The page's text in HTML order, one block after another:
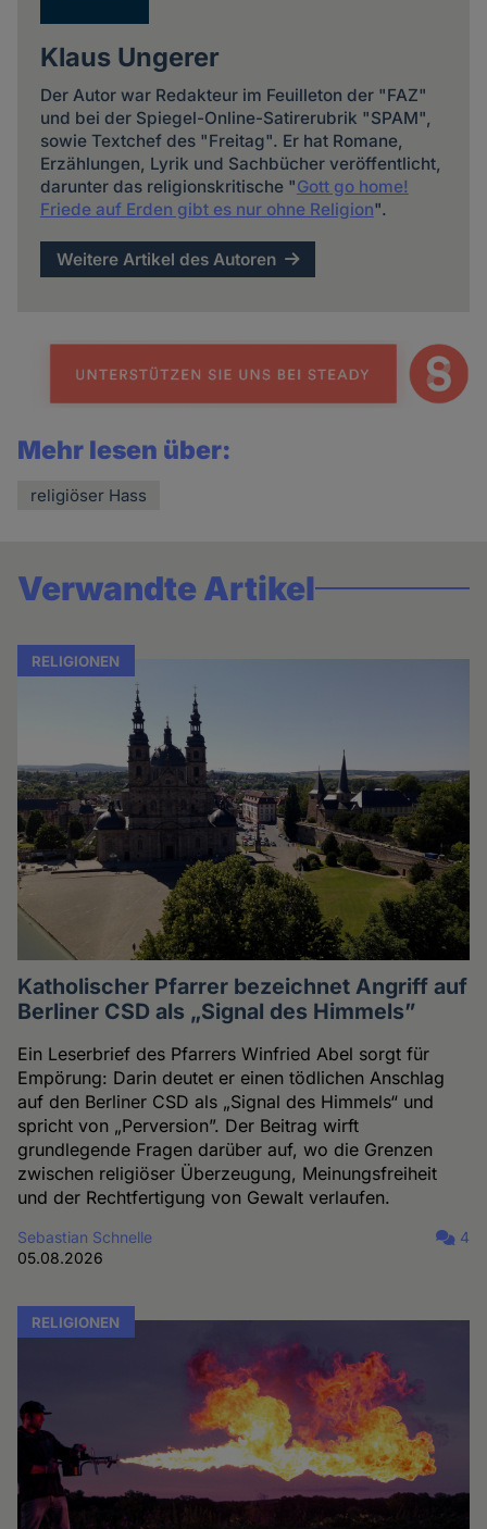
Klaus Ungerer
Der Autor war Redakteur im Feuilleton der "FAZ"
und bei der Spiegel-Online-Satirerubrik "SPAM",
sowie Textchef des "Freitag". Er hat Romane,
Erzählungen, Lyrik und Sachbücher veröffentlicht,
darunter das religionskritische "Gott go home!
Friede auf Erden gibt es nur ohne Religion".
Weitere Artikel des Autoren
Mehr lesen über:
religiöser Hass
Verwandte Artikel
RELIGIONEN
Katholischer Pfarrer bezeichnet Angriff auf
Berliner CSD als „Signal des Himmels”
Ein Leserbrief des Pfarrers Winfried Abel sorgt für
Empörung: Darin deutet er einen tödlichen Anschlag
auf den Berliner CSD als „Signal des Himmels“ und
spricht von „Perversion”. Der Beitrag wirft
grundlegende Fragen darüber auf, wo die Grenzen
zwischen religiöser Überzeugung, Meinungsfreiheit
und der Rechtfertigung von Gewalt verlaufen.
Sebastian Schnelle
05.08.2026
4
RELIGIONEN